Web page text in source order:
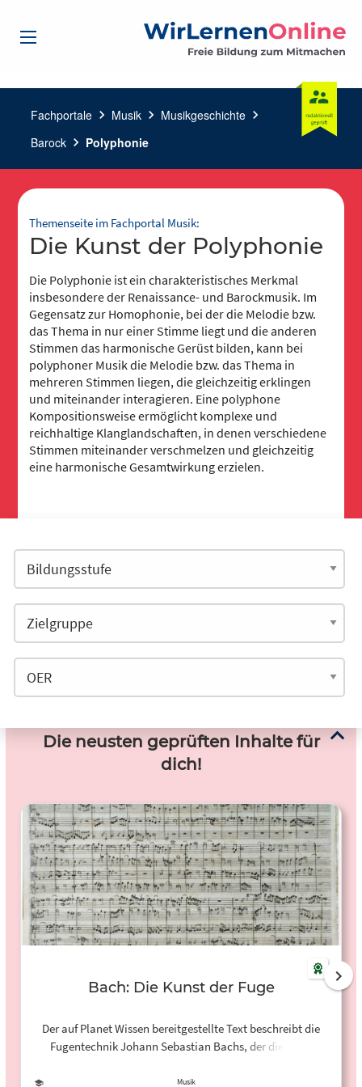
Fachportale chevron_right Musik chevron_right Musikgeschichte chevron_right
Barock chevron_right Polyphonie
Themenseite im Fachportal Musik:
Die Kunst der Polyphonie
Die Polyphonie ist ein charakteristisches Merkmal
insbesondere der Renaissance- und Barockmusik. Im
Gegensatz zur Homophonie, bei der die Melodie bzw.
das Thema in nur einer Stimme liegt und die anderen
Stimmen das harmonische Gerüst bilden, kann bei
polyphoner Musik die Melodie bzw. das Thema in
mehreren Stimmen liegen, die gleichzeitig erklingen
und miteinander interagieren. Eine polyphone
Kompositionsweise ermöglicht komplexe und
reichhaltige Klanglandschaften, in denen verschiedene
Stimmen miteinander verschmelzen und gleichzeitig
eine harmonische Gesamtwirkung erzielen.
Die neusten geprüften Inhalte für
dich!
Bach: Die Kunst der Fuge
Der auf Planet Wissen bereitgestellte Text beschreibt die
Fugentechnik Johann Sebastian Bachs, der diese bei
Kompositionsprinzip der Fuge, bei der ein eigenständiges
Musik